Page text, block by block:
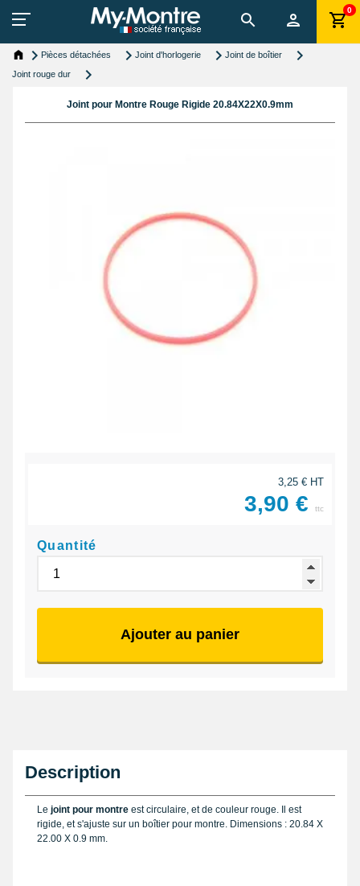
0
Pièces détachées Joint d'horlogerie
Joint de boîtier
Joint rouge dur
Joint pour Montre Rouge Rigide 20.84X22X0.9mm
3,25 € HT
3,90 € ttc
Quantité
Ajouter au panier
Description
Le joint pour montre est circulaire, et de couleur rouge. Il est
rigide, et s'ajuste sur un boîtier pour montre. Dimensions : 20.84 X
22.00 X 0.9 mm.